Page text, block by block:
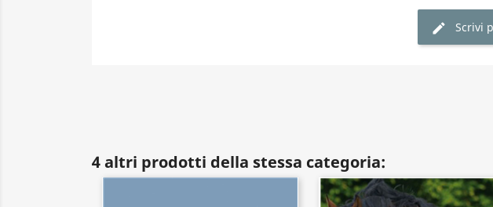
Scrivi
4 altri prodotti della stessa categoria: